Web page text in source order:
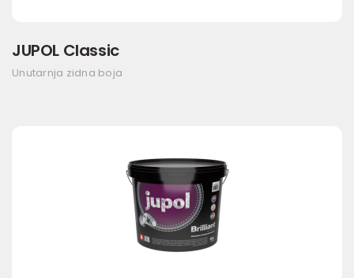
JUPOL Classic
Unutarnja zidna boja